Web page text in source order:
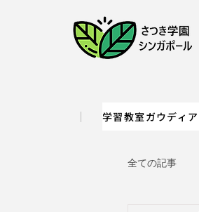
学習教室ガウディア
全ての記事